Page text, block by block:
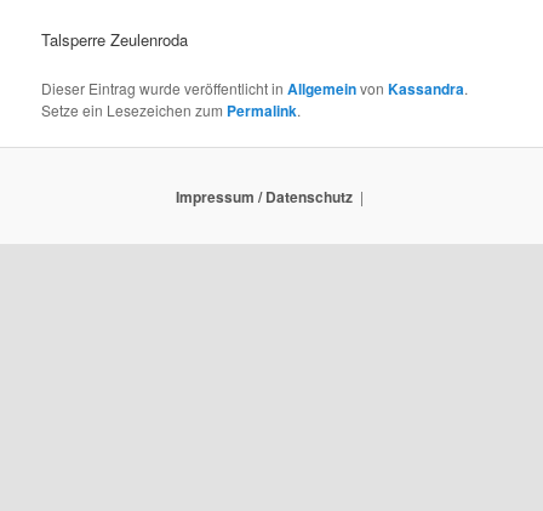
Talsperre Zeulenroda
Dieser Eintrag wurde veröffentlicht inAllgemeinvonKassandra.
Setze ein Lesezeichen zum Permalink.
Impressum / Datenschutz